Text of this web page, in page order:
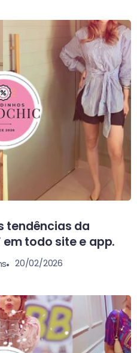
tendências da
em todo site e app.
20/02/2026